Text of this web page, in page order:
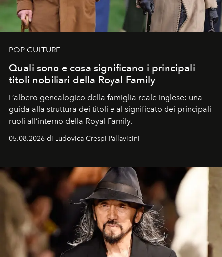
POP CULTURE
Quali sono e cosa significano i principali
titoli nobiliari della Royal Family
L’albero genealogico della famiglia reale inglese: una
guida alla struttura dei titoli e al significato dei principali
ruoli all’interno della Royal Family.
05.08.2026 di Ludovica Crespi-Pallavicini